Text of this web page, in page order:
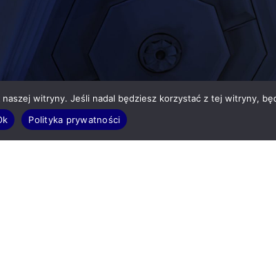
witryny. Jeśli nadal będziesz korzystać z tej witryny,
Polityka prywatności